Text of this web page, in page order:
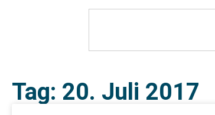
Tag: 20. Juli 2017